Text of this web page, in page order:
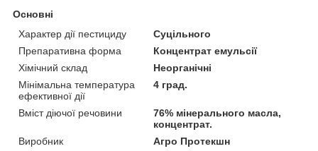
Основні
Характер дії пестициду
Суцільного
Препаративна форма
Концентрат емульсії
Хімічний склад
Неорганічні
Мінімальна температура
ефективної дії
4 град.
Вміст діючої речовини
76% мінерального масла,
концентрат.
Виробник
Агро Протекшн